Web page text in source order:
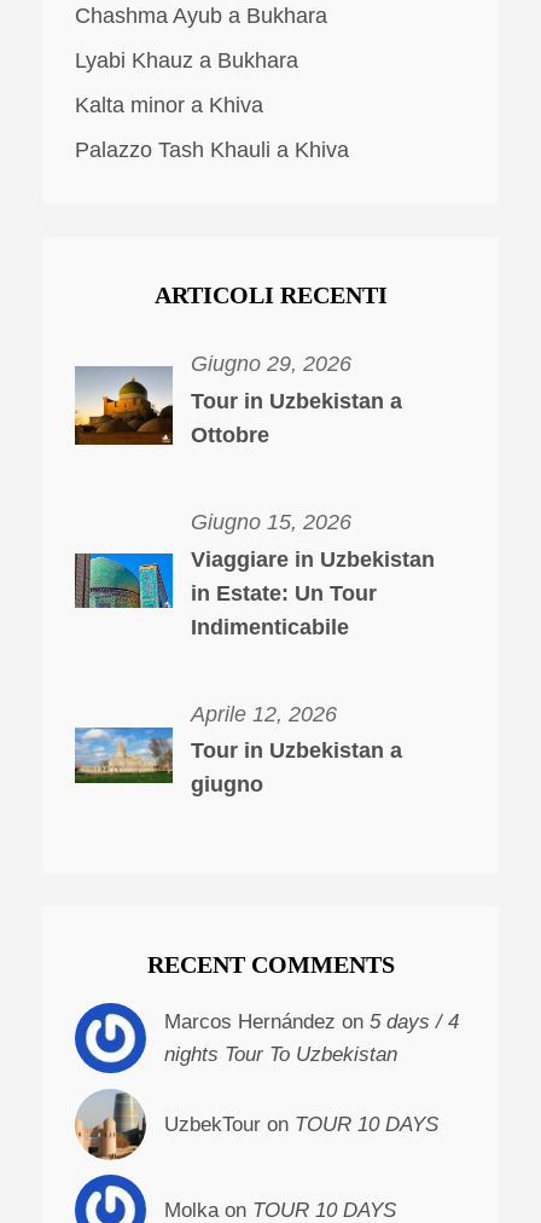
Chashma Ayub a Bukhara
Lyabi Khauz a Bukhara
Kalta minor a Khiva
Palazzo Tash Khauli a Khiva
ARTICOLI RECENTI
Giugno 29, 2026
Tour in Uzbekistan a
Ottobre
Giugno 15, 2026
Viaggiare in Uzbekistan
in Estate: Un Tour
Indimenticabile
Aprile 12, 2026
Tour in Uzbekistan a
giugno
RECENT COMMENTS
Marcos Hernández on 5 days / 4
nights Tour To Uzbekistan
UzbekTour on TOUR 10 DAYS
Molka on TOUR 10 DAYS